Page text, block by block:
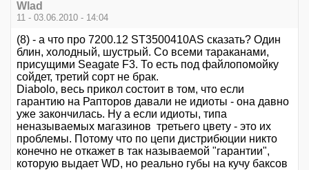
Wlad
11 - 03.06.2010 - 14:04
(8) - а что про 7200.12 ST3500410AS сказать? Один
блин, холодный, шустрый. Со всеми тараканами,
присущими Seagate F3. То есть под файлопомойку
сойдет, третий сорт не брак.
Diabolo, весь прикол состоит в том, что если
гарантию на Рапторов давали не идиоты - она давно
уже закончилась. Ну а если идиоты, типа
неназываемых магазинов третьего цвету - это их
проблемы. Потому что по цепи дистрибюции никто
конечно не откажет в так называемой "гарантии",
которую выдает WD, но реально губы на кучу баксов